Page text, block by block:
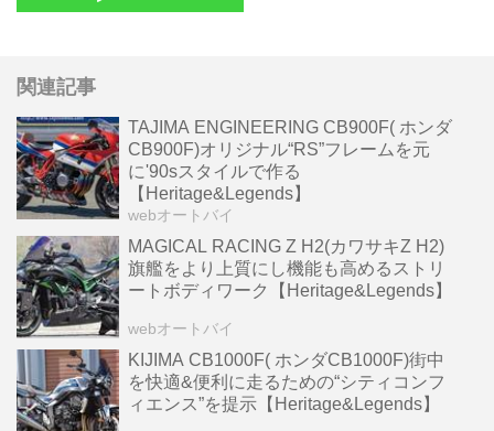
関連記事
TAJIMA ENGINEERING CB900F( ホンダ
CB900F)オリジナル“RS”フレームを元
に'90sスタイルで作る
【Heritage&Legends】
webオートバイ
MAGICAL RACING Z H2(カワサキZ H2)
旗艦をより上質にし機能も高めるストリ
ートボディワーク【Heritage&Legends】
webオートバイ
KIJIMA CB1000F( ホンダCB1000F)街中
を快適&便利に走るための“シティコンフ
ィエンス”を提示【Heritage&Legends】